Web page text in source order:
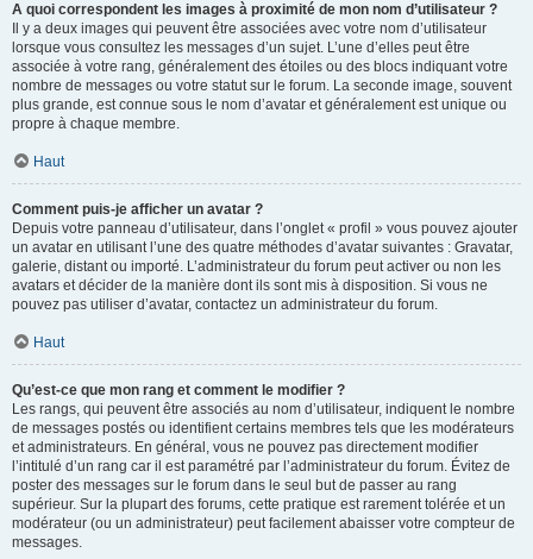
A quoi correspondent les images à proximité de mon nom d’utilisateur ?
Il y a deux images qui peuvent être associées avec votre nom d’utilisateur
lorsque vous consultez les messages d’un sujet. L’une d’elles peut être
associée à votre rang, généralement des étoiles ou des blocs indiquant votre
nombre de messages ou votre statut sur le forum. La seconde image, souvent
plus grande, est connue sous le nom d’avatar et généralement est unique ou
propre à chaque membre.
Haut
Comment puis-je afficher un avatar ?
Depuis votre panneau d’utilisateur, dans l’onglet « profil » vous pouvez ajouter
un avatar en utilisant l’une des quatre méthodes d’avatar suivantes : Gravatar,
galerie, distant ou importé. L’administrateur du forum peut activer ou non les
avatars et décider de la manière dont ils sont mis à disposition. Si vous ne
pouvez pas utiliser d’avatar, contactez un administrateur du forum.
Haut
Qu’est-ce que mon rang et comment le modifier ?
Les rangs, qui peuvent être associés au nom d’utilisateur, indiquent le nombre
de messages postés ou identifient certains membres tels que les modérateurs
et administrateurs. En général, vous ne pouvez pas directement modifier
l’intitulé d’un rang car il est paramétré par l’administrateur du forum. Évitez de
poster des messages sur le forum dans le seul but de passer au rang
supérieur. Sur la plupart des forums, cette pratique est rarement tolérée et un
modérateur (ou un administrateur) peut facilement abaisser votre compteur de
messages.